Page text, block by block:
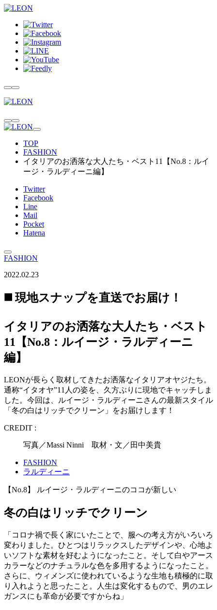
TOP
FASHION
イタリアのお洒落な大人たち・ベスト11【No.8：ルイ
ージ・ラルディーニ編】
Twitter
Facebook
Line
Mail
Pocket
Hatena
FASHION
2022.02.23
◼️ 現地スナップを直送でお届け！
イタリアのお洒落な大人たち・ベスト
11【No.8：ルイージ・ラルディーニ
編】
LEONが長らく取材してきたお洒落なイタリアオヤジたち。
通称“イタオヤ”11人の姿を、久方ぶりに現地でキャッチしま
した。今回は、ルイージ・ラルディーニさんの最新スタイル
「冬の白はリッチでクリーン」をお届けします！
CREDIT :
写真／Massi Ninni 取材・文／田中美貴
FASHION
ラルディーニ
【No.8】 ルイージ・ラルディーニのココが新しい
冬の白はリッチでクリーン
「コロナ禍で長く家にいたことで、服への考え方がいろいろ
変わりました。ひとつはリラックスしたデザインや、心地よ
いソフトな素材を好むようになったこと。そして白やアース
カラーなどのナチュラルな色を多用するようになったこと。
さらに、ウィメンズに使われているような生地も積極的に取
り入れようと思ったこと。人生は変化するもので、男のエレ
ガンスにも革命が必要ですからね」